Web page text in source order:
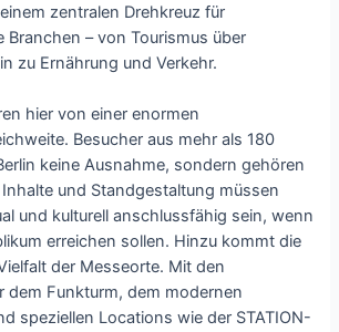
zentralen Drehkreuz für
Branchen – von Tourismus über
zu Ernährung und Verkehr.
hier von einer enormen
Besucher aus mehr als 180
keine Ausnahme, sondern gehören
und Standgestaltung müssen
und kulturell anschlussfähig sein, wenn
erreichen sollen. Hinzu kommt die
der Messeorte. Mit den
dem Funkturm, dem modernen
speziellen Locations wie der STATION-